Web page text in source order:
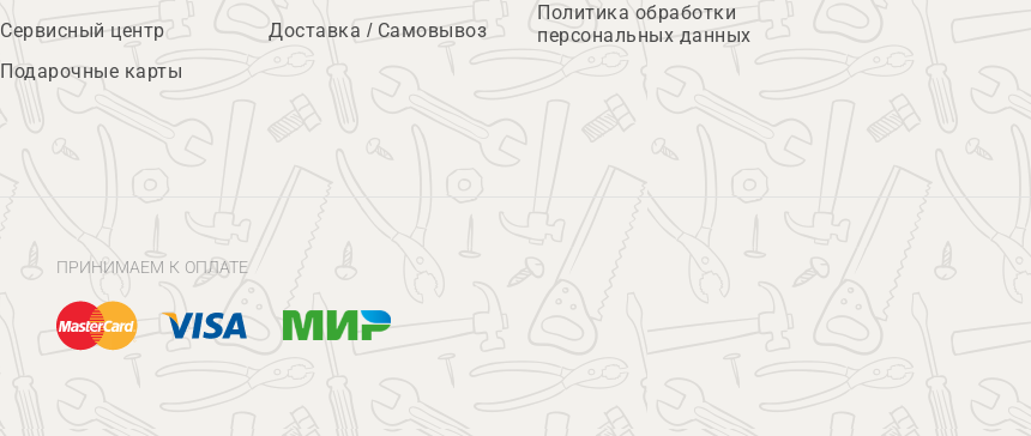
Сервисный центр
Подарочные карты
Доставка / Самовывоз
Политика обработки
персональных данных
ПРИНИМАЕМ К ОПЛАТЕ